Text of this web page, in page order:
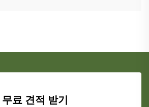
무료 견적 받기